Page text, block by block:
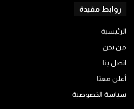
روابط مفيدة
الرئيسية
من نحن
اتصل بنا
أعلن معنا
سياسة الخصوصية